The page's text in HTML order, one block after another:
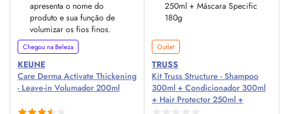
Chegou na Beleza
KEUNE
Care Derma Activate Thickening
- Leave-in Volumador 200ml
Outlet
TRUSS
Kit Truss Structure - Shampoo
300ml + Condicionador 300ml
+ Hair Protector 250ml +